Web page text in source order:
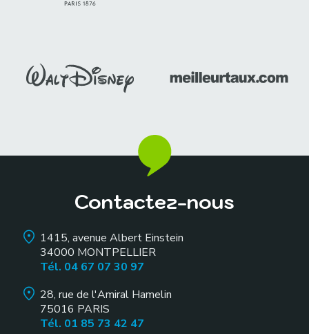
Contactez-nous
1415, avenue Albert Einstein
34000 MONTPELLIER
Tél. 04 67 07 30 97
28, rue de l'Amiral Hamelin
75016 PARIS
Tél. 01 85 73 42 47